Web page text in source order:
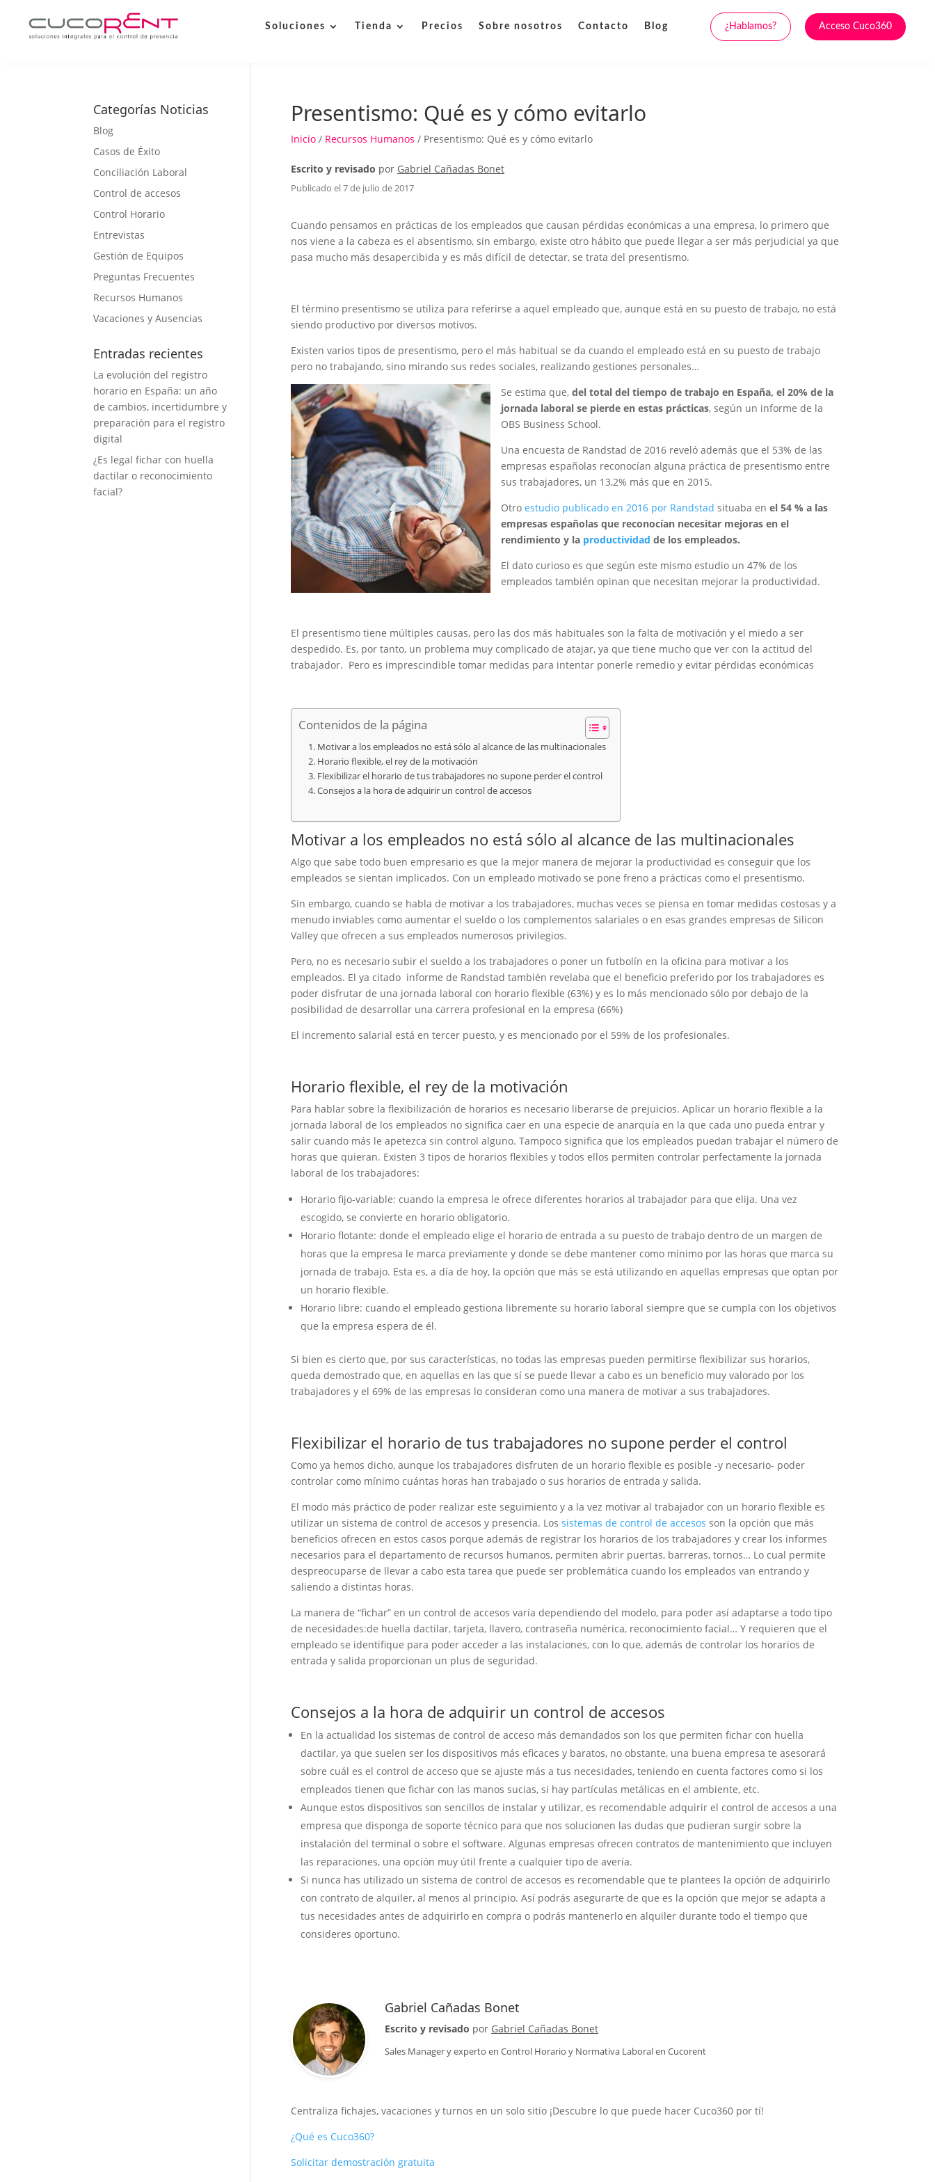
Soluciones Tienda Precios Sobre nosotros Contacto Blog ¿Hablamos? Acceso Cuco360
Presentismo: Qué es y cómo evitarlo
Inicio/ Recursos Humanos / Presentismo: Qué es y cómo evitarlo
Escrito y revisado por Gabriel Cañadas Bonet
Publicado el 7 de julio de 2017
Cuando pensamos en prácticas de los empleados que causan pérdidas económicas a una empresa, lo primero que
nos viene a la cabeza es el absentismo, sin embargo, existe otro hábito que puede llegar a ser más perjudicial ya que
pasa mucho más desapercibida y es más difícil de detectar, se trata del presentismo.
El término presentismo se utiliza para referirse a aquel empleado que, aunque está en su puesto de trabajo, no está
siendo productivo por diversos motivos.
Existen varios tipos de presentismo, pero el más habitual se da cuando el empleado está en su puesto de trabajo
pero no trabajando, sino mirando sus redes sociales, realizando gestiones personales…
Se estima que, del total del tiempo de trabajo en España, el 20% de la
jornada laboral se pierde en estas prácticas, según un informe de la
OBS Business School.
Una encuesta de Randstad de 2016 reveló además que el 53% de las
empresas españolas reconocían alguna práctica de presentismo entre
sus trabajadores, un 13,2% más que en 2015.
Otroestudio publicado en 2016 por Randstad situaba en el 54 % a las
empresas españolas que reconocían necesitar mejoras en el
rendimiento y la productividad de los empleados.
El dato curioso es que según este mismo estudio un 47% de los
empleados también opinan que necesitan mejorar la productividad.
El presentismo tiene múltiples causas, pero las dos más habituales son la falta de motivación y el miedo a ser
despedido. Es, por tanto, un problema muy complicado de atajar, ya que tiene mucho que ver con la actitud del
trabajador. Pero es imprescindible tomar medidas para intentar ponerle remedio y evitar pérdidas económicas
Contenidos de la página
Motivar a los empleados no está sólo al alcance de las multinacionales
Horario flexible, el rey de la motivación
Flexibilizar el horario de tus trabajadores no supone perder el control
Consejos a la hora de adquirir un control de accesos
Motivar a los empleados no está sólo al alcance de las multinacionales
Algo que sabe todo buen empresario es que la mejor manera de mejorar la productividad es conseguir que los
empleados se sientan implicados. Con un empleado motivado se pone freno a prácticas como el presentismo.
Sin embargo, cuando se habla de motivar a los trabajadores, muchas veces se piensa en tomar medidas costosas y a
menudo inviables como aumentar el sueldo o los complementos salariales o en esas grandes empresas de Silicon
Valley que ofrecen a sus empleados numerosos privilegios.
Pero, no es necesario subir el sueldo a los trabajadores o poner un futbolín en la oficina para motivar a los
empleados. El ya citado informe de Randstad también revelaba que el beneficio preferido por los trabajadores es
poder disfrutar de una jornada laboral con horario flexible (63%) y es lo más mencionado sólo por debajo de la
posibilidad de desarrollar una carrera profesional en la empresa (66%)
El incremento salarial está en tercer puesto, y es mencionado por el 59% de los profesionales.
Horario flexible, el rey de la motivación
Para hablar sobre la flexibilización de horarios es necesario liberarse de prejuicios. Aplicar un horario flexible a la
jornada laboral de los empleados no significa caer en una especie de anarquía en la que cada uno pueda entrar y
salir cuando más le apetezca sin control alguno. Tampoco significa que los empleados puedan trabajar el número de
horas que quieran. Existen 3 tipos de horarios flexibles y todos ellos permiten controlar perfectamente la jornada
laboral de los trabajadores:
Horario fijo-variable: cuando la empresa le ofrece diferentes horarios al trabajador para que elija. Una vez
escogido, se convierte en horario obligatorio.
Horario flotante: donde el empleado elige el horario de entrada a su puesto de trabajo dentro de un margen de
horas que la empresa le marca previamente y donde se debe mantener como mínimo por las horas que marca su
jornada de trabajo. Esta es, a día de hoy, la opción que más se está utilizando en aquellas empresas que optan por
un horario flexible.
Horario libre: cuando el empleado gestiona libremente su horario laboral siempre que se cumpla con los objetivos
que la empresa espera de él.
Si bien es cierto que, por sus características, no todas las empresas pueden permitirse flexibilizar sus horarios,
queda demostrado que, en aquellas en las que sí se puede llevar a cabo es un beneficio muy valorado por los
trabajadores y el 69% de las empresas lo consideran como una manera de motivar a sus trabajadores.
Flexibilizar el horario de tus trabajadores no supone perder el control
Como ya hemos dicho, aunque los trabajadores disfruten de un horario flexible es posible -y necesario- poder
controlar como mínimo cuántas horas han trabajado o sus horarios de entrada y salida.
El modo más práctico de poder realizar este seguimiento y a la vez motivar al trabajador con un horario flexible es
utilizar un sistema de control de accesos y presencia. Los sistemas de control de accesos son la opción que más
beneficios ofrecen en estos casos porque además de registrar los horarios de los trabajadores y crear los informes
necesarios para el departamento de recursos humanos, permiten abrir puertas, barreras, tornos… Lo cual permite
despreocuparse de llevar a cabo esta tarea que puede ser problemática cuando los empleados van entrando y
saliendo a distintas horas.
La manera de “fichar” en un control de accesos varía dependiendo del modelo, para poder así adaptarse a todo tipo
de necesidades:de huella dactilar, tarjeta, llavero, contraseña numérica, reconocimiento facial… Y requieren que el
empleado se identifique para poder acceder a las instalaciones, con lo que, además de controlar los horarios de
entrada y salida proporcionan un plus de seguridad.
Consejos a la hora de adquirir un control de accesos
En la actualidad los sistemas de control de acceso más demandados son los que permiten fichar con huella
dactilar, ya que suelen ser los dispositivos más eficaces y baratos, no obstante, una buena empresa te asesorará
sobre cuál es el control de acceso que se ajuste más a tus necesidades, teniendo en cuenta factores como si los
empleados tienen que fichar con las manos sucias, si hay partículas metálicas en el ambiente, etc.
Aunque estos dispositivos son sencillos de instalar y utilizar, es recomendable adquirir el control de accesos a una
empresa que disponga de soporte técnico para que nos solucionen las dudas que pudieran surgir sobre la
instalación del terminal o sobre el software. Algunas empresas ofrecen contratos de mantenimiento que incluyen
las reparaciones, una opción muy útil frente a cualquier tipo de avería.
Si nunca has utilizado un sistema de control de accesos es recomendable que te plantees la opción de adquirirlo
con contrato de alquiler, al menos al principio. Así podrás asegurarte de que es la opción que mejor se adapta a
tus necesidades antes de adquirirlo en compra o podrás mantenerlo en alquiler durante todo el tiempo que
consideres oportuno.
Gabriel Cañadas Bonet
Escrito y revisado por Gabriel Cañadas Bonet
Sales Managery experto en Control Horario y Normativa Laboral en Cucorent
Centraliza fichajes, vacaciones y turnos en un solo sitio ¡Descubre lo que puede hacer Cuco360 por tí!
¿Qué es Cuco360?
Solicitar demostración gratuita
Categorías Noticias
Blog
Casos de Éxito
Conciliación Laboral
Control de accesos
Control Horario
Entrevistas
Gestión de Equipos
Preguntas Frecuentes
Recursos Humanos
Vacaciones y Ausencias
Entradas recientes
La evolución del registro
horario en España: un año
de cambios, incertidumbre y
preparación para el registro
digital
¿Es legal fichar con huella
dactilar o reconocimiento
facial?